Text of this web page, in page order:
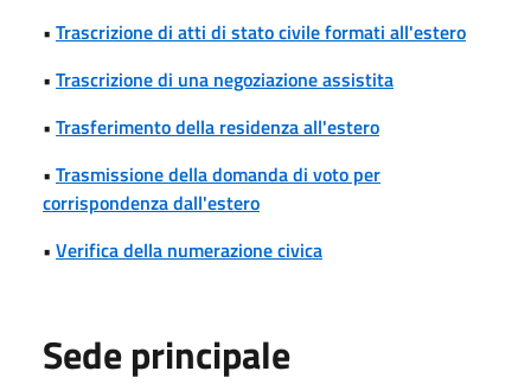
• Trascrizione di atti di stato civile formati all'estero
• Trascrizione di una negoziazione assistita
• Trasferimento della residenza all'estero
• Trasmissione della domanda di voto per
corrispondenza dall'estero
• Verifica della numerazione civica
Sede principale